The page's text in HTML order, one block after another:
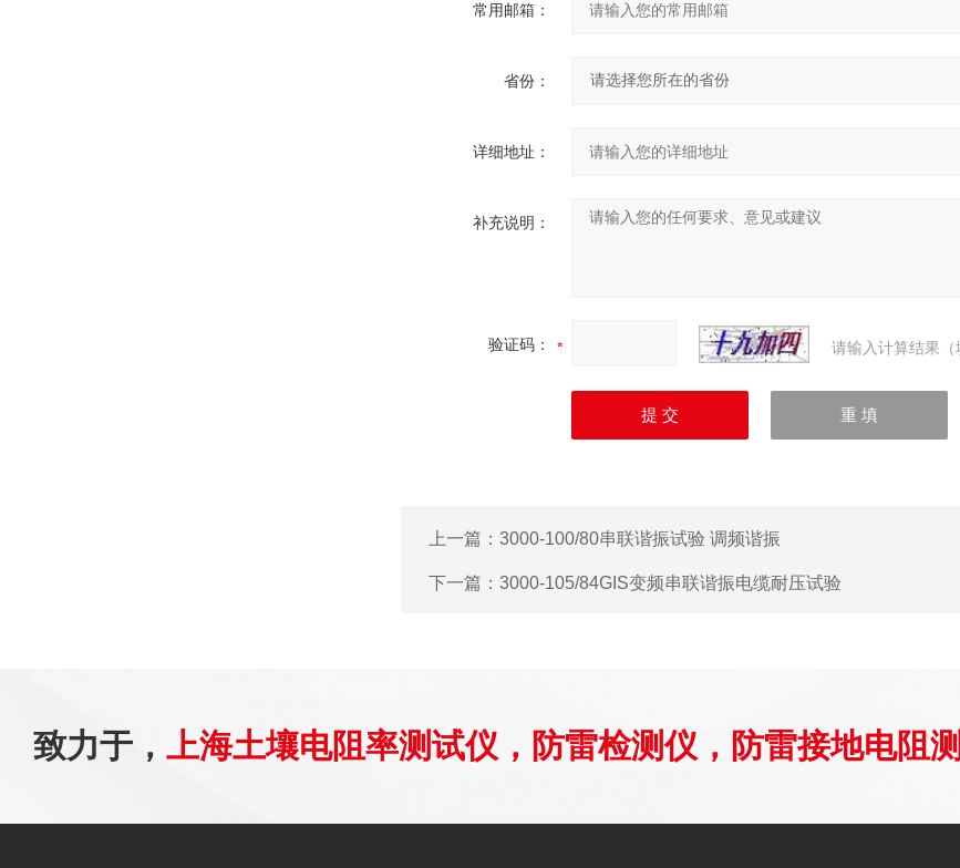
常用邮箱：
省份：
详细地址：
补充说明：
验证码： 请输入计算结果
上一篇： 3000-100/80串联谐振试验 调频谐振
下一篇： 3000-105/84GIS变频串联谐振电缆耐压试验
致力于， 上海土壤电阻率测试仪，防雷检测仪，防雷接地电阻